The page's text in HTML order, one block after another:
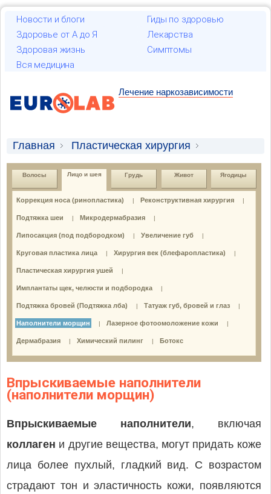
Новости и блоги
Гиды по здоровью
Здоровье от А до Я
Лекарства
Здоровая жизнь
Симптомы
Вся медицина
Лечение наркозависимости
Главная
Пластическая хирургия
Лицо и шея
Наполнители морщин
Волосы Лицо и шея Грудь Живот Ягодицы
Коррекция носа (ринопластика) | Реконструктивная хирургия |
Подтяжка шеи | Микродермабразия |
Липосакция (под подбородком) | Увеличение губ |
Круговая пластика лица | Хирургия век (блефаропластика) |
Пластическая хирургия ушей |
Имплантаты щек, челюсти и подбородка |
Подтяжка бровей (Подтяжка лба) | Татуаж губ, бровей и глаз |
Наполнители морщин | Лазерное фотоомоложение кожи |
Дермабразия | Химический пилинг | Ботокс
Впрыскиваемые наполнители
(наполнители морщин)
Впрыскиваемые наполнители, включая
коллаген и другие вещества, могут придать коже
лица более пухлый, гладкий вид. С возрастом
страдают тон и эластичность кожи, появляются